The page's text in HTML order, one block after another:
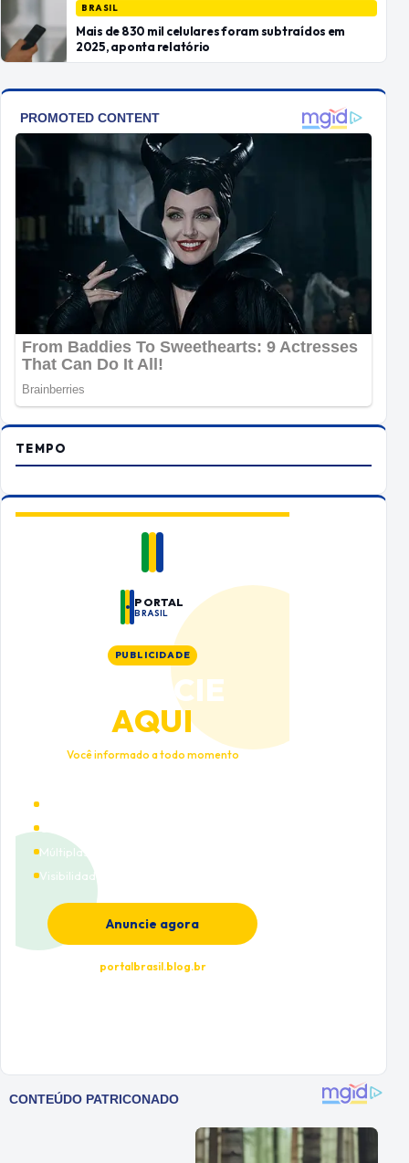
BRASIL
Mais de 830 mil celulares foram subtraídos em
2025, aponta relatório
TEMPO
PORTAL
BRASIL
PUBLICIDADE
ANUNCIE
AQUI
Você informado a todo momento
Cobertura nacional
Múltiplas categorias
Visibilidade premium
Anuncie agora
portalbrasil.blog.br